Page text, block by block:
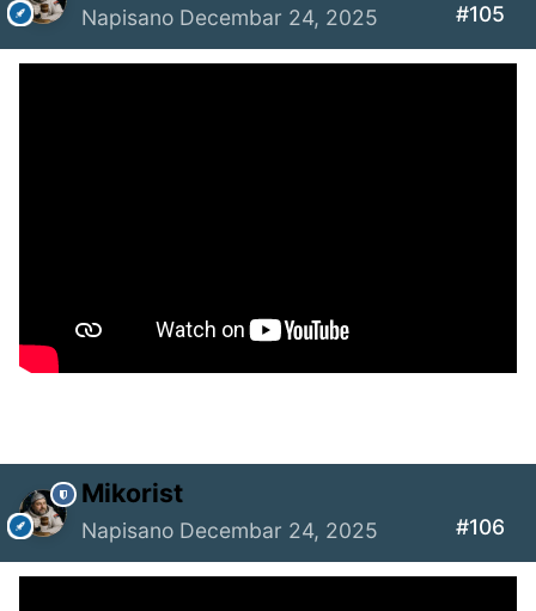
Napisano Decembar 24, 2025 #105
Mikorist
Napisano Decembar 24, 2025 #106